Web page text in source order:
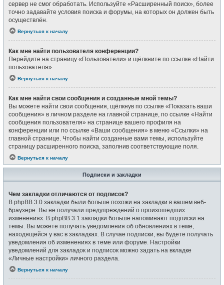
сервер не смог обработать. Используйте «Расширенный поиск», более
точно задавайте условия поиска и форумы, на которых он должен быть
осуществлён.
Вернуться к началу
Как мне найти пользователя конференции?
Перейдите на страницу «Пользователи» и щёлкните по ссылке «Найти
пользователя».
Вернуться к началу
Как мне найти свои сообщения и созданные мной темы?
Вы можете найти свои сообщения, щёлкнув по ссылке «Показать ваши
сообщения» в личном разделе на главной странице, по ссылке «Найти
сообщения пользователя» на странице вашего профиля на
конференции или по ссылке «Ваши сообщения» в меню «Ссылки» на
главной странице. Чтобы найти созданные вами темы, используйте
страницу расширенного поиска, заполнив соответствующие поля.
Вернуться к началу
Подписки и закладки
Чем закладки отличаются от подписок?
В phpBB 3.0 закладки были больше похожи на закладки в вашем веб-
браузере. Вы не получали предупреждений о произошедших
изменениях. В phpBB 3.1 закладки больше напоминают подписки на
темы. Вы можете получать уведомления об обновлениях в теме,
находящейся у вас в закладках. В случае подписки, вы будете получать
уведомления об изменениях в теме или форуме. Настройки
уведомлений для закладок и подписок можно задать на вкладке
«Личные настройки» личного раздела.
Вернуться к началу